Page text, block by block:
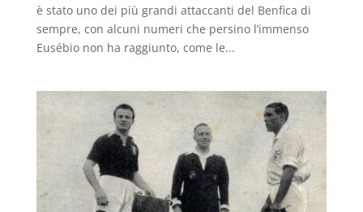
è stato uno dei più grandi attaccanti del Benfica di
sempre, con alcuni numeri che persino l’immenso
Eusébio non ha raggiunto, come le...